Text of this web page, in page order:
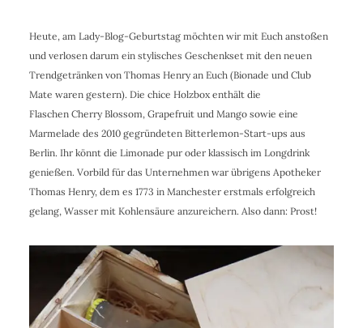
Heute, am Lady-Blog-Geburtstag möchten wir mit Euch anstoßen
und verlosen darum ein stylisches Geschenkset mit den neuen
Trendgetränken von Thomas Henry an Euch (Bionade und Club
Mate waren gestern). Die chice Holzbox enthält die
Flaschen Cherry Blossom, Grapefruit und Mango sowie eine
Marmelade des 2010 gegründeten Bitterlemon-Start-ups aus
Berlin. Ihr könnt die Limonade pur oder klassisch im Longdrink
genießen. Vorbild für das Unternehmen war übrigens Apotheker
Thomas Henry, dem es 1773 in Manchester erstmals erfolgreich
gelang, Wasser mit Kohlensäure anzureichern. Also dann: Prost!